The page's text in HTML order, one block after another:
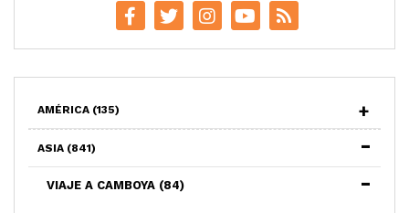
AMÉRICA (135)
ASIA (841)
VIAJE A CAMBOYA (84)